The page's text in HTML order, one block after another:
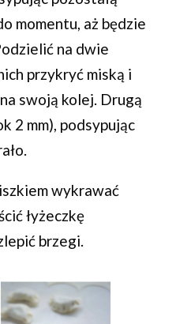
momentu, aż będzie
na dwie
przykryć miską i
swoją kolej. Drugą
2 mm), podsypując
wykrawać
łyżeczkę
brzegi.